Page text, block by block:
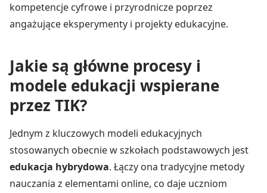
kompetencje cyfrowe i przyrodnicze poprzez
angażujące eksperymenty i projekty edukacyjne.
Jakie są główne procesy i
modele edukacji wspierane
przez TIK?
Jednym z kluczowych modeli edukacyjnych
stosowanych obecnie w szkołach podstawowych jest
edukacja hybrydowa. Łączy ona tradycyjne metody
nauczania z elementami online, co daje uczniom